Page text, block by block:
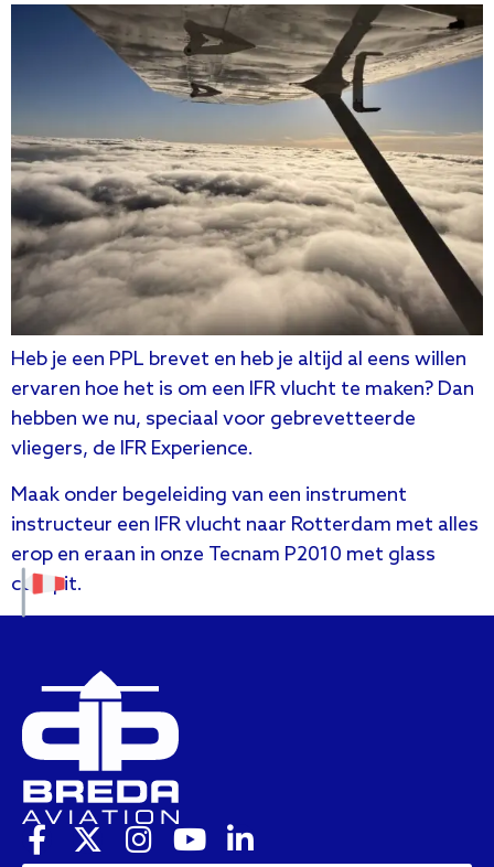
Heb je een PPL brevet en heb je altijd al eens willen
ervaren hoe het is om een IFR vlucht te maken? Dan
hebben we nu, speciaal voor gebrevetteerde
vliegers, de IFR Experience.
Maak onder begeleiding van een instrument
instructeur een IFR vlucht naar Rotterdam met alles
erop en eraan in onze Tecnam P2010 met glass
cockpit.